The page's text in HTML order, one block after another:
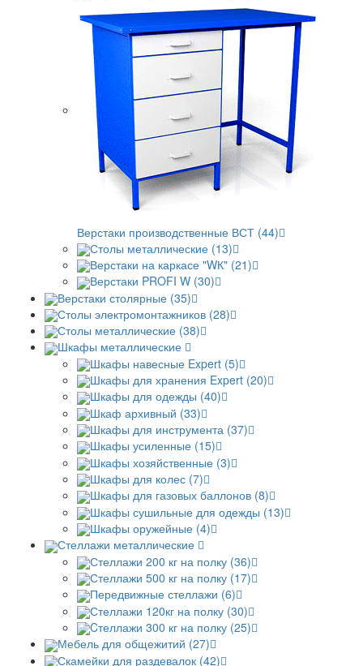
Верстаки производственные ВСТ (44)
Столы металлические (13)
Верстаки на каркасе "WК" (21)
Верстаки PROFI W (30)
Верстаки столярные (35)
Столы электромонтажников (28)
Столы металлические (38)
Шкафы металлические
Шкафы навесные Expert (5)
Шкафы для хранения Expert (20)
Шкафы для одежды (40)
Шкаф архивный (33)
Шкафы для инструмента (37)
Шкафы усиленные (15)
Шкафы хозяйственные (3)
Шкафы для колес (7)
Шкафы для газовых баллонов (8)
Шкафы сушильные для одежды (13)
Шкафы оружейные (4)
Стеллажи металлические
Стеллажи 200 кг на полку (36)
Стеллажи 500 кг на полку (17)
Передвижные стеллажи (6)
Стеллажи 120кг на полку (30)
Cтеллажи 300 кг на полку (25)
Мебель для общежитий (27)
Скамейки для раздевалок (42)